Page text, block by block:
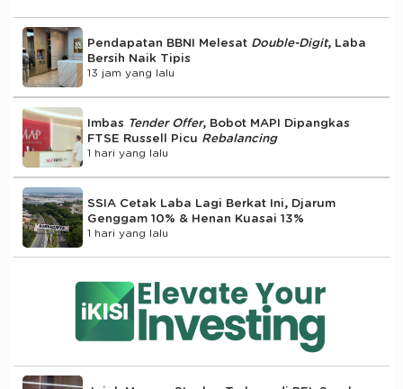
Pendapatan BBNI Melesat Double-Digit, Laba
Bersih Naik Tipis
13 jam yang lalu
Imbas Tender Offer, Bobot MAPI Dipangkas
FTSE Russell Picu Rebalancing
1 hari yang lalu
SSIA Cetak Laba Lagi Berkat Ini, Djarum
Genggam 10% & Henan Kuasai 13%
1 hari yang lalu